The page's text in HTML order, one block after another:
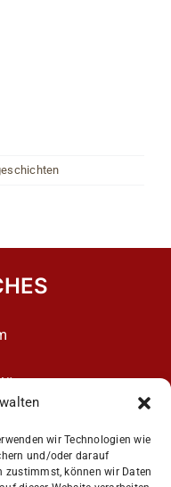
wir Technologien wie
und/oder darauf
zustimmst, können wir Daten
Katzentraining